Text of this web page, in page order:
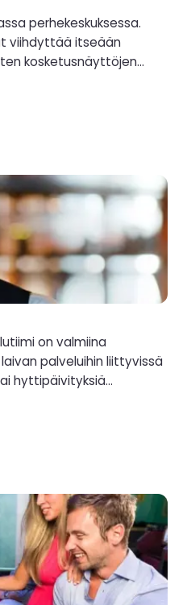
perhekeskuksessa.
viihdyttää itseään
kosketusnäyttöjen
kahvilan herkkujen
on valmiina
palveluihin liittyvissä
hyttipäivityksiä